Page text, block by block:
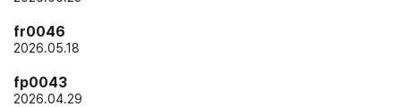
fr0046
2026.05.18
fp0043
2026.04.29